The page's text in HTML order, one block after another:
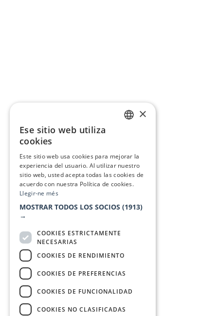
×
Ese sitio web utiliza
cookies
Este sitio web usa cookies para mejorar la
experiencia del usuario. Al utilizar nuestro
sitio web, usted acepta todas las cookies de
acuerdo con nuestra Política de cookies.
Llegir-ne més
MOSTRAR TODOS LOS SOCIOS (1913)
→
COOKIES ESTRICTAMENTE
NECESARIAS
COOKIES DE RENDIMIENTO
COOKIES DE PREFERENCIAS
COOKIES DE FUNCIONALIDAD
COOKIES NO CLASIFICADAS